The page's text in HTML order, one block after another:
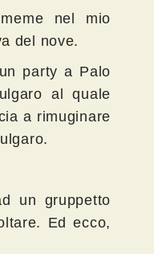
nel mio
del nove.
party a Palo
al quale
a rimuginare
un gruppetto
Ed ecco,